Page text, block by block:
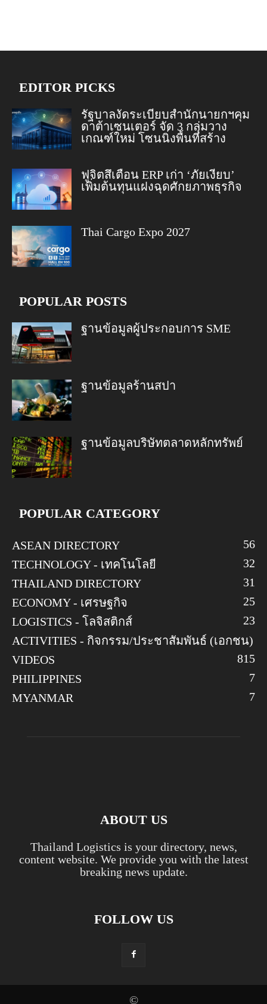
EDITOR PICKS
รัฐบาลงัดระเบียบสำนักนายกฯคุม
ดาต้าเซนเตอร์ จัด 3 กลุ่มวาง
เกณฑ์ใหม่ โซนนิ่งพื้นที่สร้าง
ฟูจิตสึเตือน ERP เก่า ‘ภัยเงียบ’
เพิ่มต้นทุนแฝงฉุดศักยภาพธุรกิจ
Thai Cargo Expo 2027
POPULAR POSTS
ฐานข้อมูลผู้ประกอบการ SME
ฐานข้อมูลร้านสปา
ฐานข้อมูลบริษัทตลาดหลักทรัพย์
POPULAR CATEGORY
ASEAN DIRECTORY
56
TECHNOLOGY - เทคโนโลยี
32
THAILAND DIRECTORY
31
ECONOMY - เศรษฐกิจ
25
LOGISTICS - โลจิสติกส์
23
ACTIVITIES - กิจกรรม/ประชาสัมพันธ์ (เอกชน)
15
VIDEOS
8
PHILIPPINES
7
MYANMAR
7
ABOUT US
Thailand Logistics is your directory, news,
content website. We provide you with the latest
breaking news update.
FOLLOW US
©